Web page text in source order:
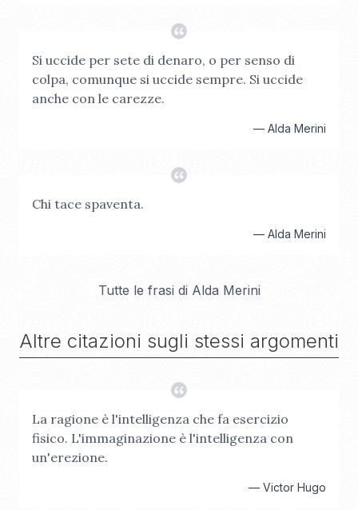
Si uccide per sete di denaro, o per senso di
colpa, comunque si uccide sempre. Si uccide
anche con le carezze.
— Alda Merini
Chi tace spaventa.
— Alda Merini
Tutte le frasi di Alda Merini
Altre citazioni sugli stessi argomenti
La ragione è l'intelligenza che fa esercizio
fisico. L'immaginazione è l'intelligenza con
un'erezione.
— Victor Hugo